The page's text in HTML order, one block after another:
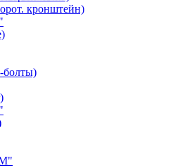
кронштейн)
болты)